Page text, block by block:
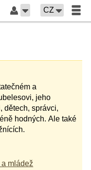
CZ
a
jeho
dětech, správci,
hodných. Ale také
a mládež